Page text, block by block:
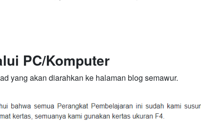
PC/Komputer
yang akan diarahkan ke halaman blog semawur.